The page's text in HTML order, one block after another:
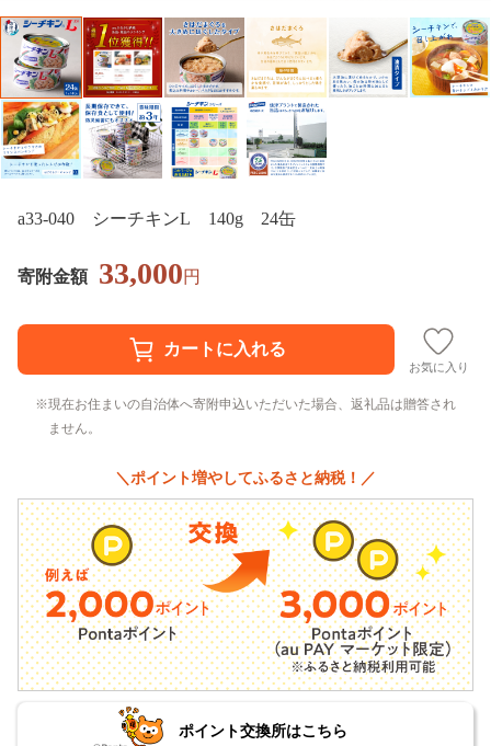
a33-040 シーチキンL 140g 24缶
寄附金額 33,000円
お気に入り
現在お住まいの自治体へ寄附申込いただいた場合、返礼品は贈答され
ません。
＼ポイント増やしてふるさと納税！／
ポイント交換所はこちら